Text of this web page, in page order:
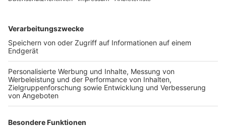
TOP-VEREINE
TOP-PARTNER